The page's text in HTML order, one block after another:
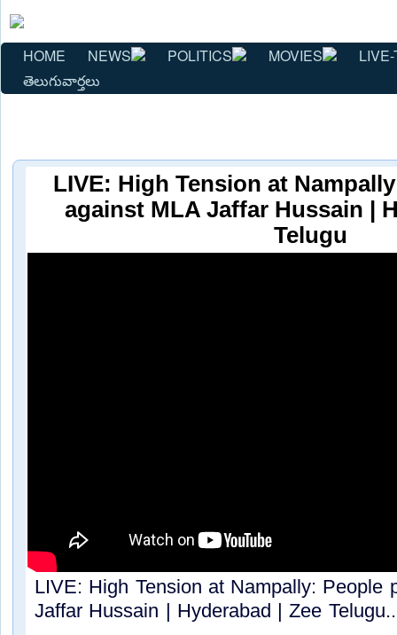
HOME NEWS POLITICS MOVIES
తెలుగువార్తలు
LIVE: High Tension at
against MLA Jaffar Hussain |
Telugu
LIVE: High Tension at Nampally: People
Jaffar Hussain | Hyderabad | Zee